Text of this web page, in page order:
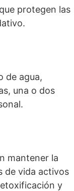
que protegen las
de agua,
una o dos
mantener la
de vida activos
y